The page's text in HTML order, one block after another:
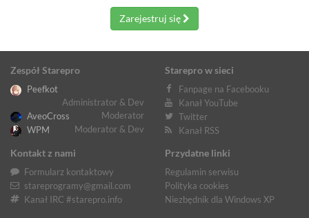
Zarejestruj się
Zespół Starepro
Peefkot
Administrator & Dev
AveoCross
Moderator
WPM
Moderator & Dev
Starepro w sieci
Fanpage na Facebooku
Kanał YouTube
Twitter
Kanał RSS
Kontakt z nami
Formularz kontaktowy
stareprogramy@gmail.com
Kanał IRC #starepro.info
Przydatne linki
Regulamin serwisu
Polityka cookies
Niezbędnik dla Windows XP